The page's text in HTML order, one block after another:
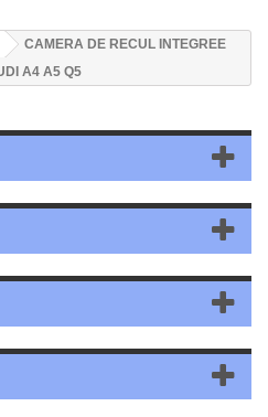
CAMERA DE RECUL INTEGREE
A4 A5 Q5